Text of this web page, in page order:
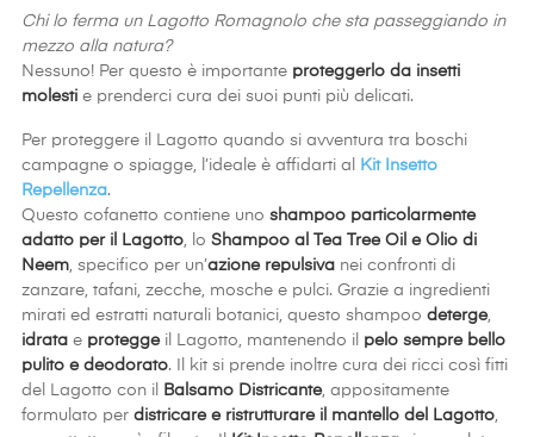
Chi lo ferma un Lagotto Romagnolo che sta passeggiando in
mezzo alla natura?
Nessuno! Per questo è importante proteggerlo da insetti
molesti e prenderci cura dei suoi punti più delicati.
Per proteggere il Lagotto quando si avventura tra boschi
campagne o spiagge, l’ideale è affidarti al
Kit Insetto
Repellenza.
Questo cofanetto contiene uno shampoo particolarmente
adatto per il Lagotto , lo Shampoo al Tea Tree Oil e Olio di
Neem , specifico per un’azione repulsiva nei confronti di
zanzare, tafani, zecche, mosche e pulci. Grazie a ingredienti
mirati ed estratti naturali botanici, questo shampoo deterge,
idrata e proteggeil Lagotto, mantenendo il pelo sempre bello
pulito e deodorato. Il kit si prende inoltre cura dei ricci così fitti
del Lagotto con il
Balsamo Districante, appositamente
formulato per districare e ristrutturare il mantello del Lagotto